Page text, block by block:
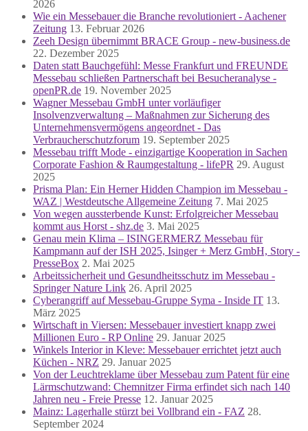
2026
Wie ein Messebauer die Branche revolutioniert - Aachener
Zeitung 13. Februar 2026
Zeeh Design übernimmt BRACE Group - new-business.de
22. Dezember 2025
Daten statt Bauchgefühl: Messe Frankfurt und FREUNDE
Messebau schließen Partnerschaft bei Besucheranalyse -
openPR.de 19. November 2025
Wagner Messebau GmbH unter vorläufiger
Insolvenzverwaltung – Maßnahmen zur Sicherung des
Unternehmensvermögens angeordnet - Das
Verbraucherschutzforum 19. September 2025
Messebau trifft Mode - einzigartige Kooperation in Sachen
Corporate Fashion & Raumgestaltung - lifePR 29. August
2025
Prisma Plan: Ein Herner Hidden Champion im Messebau -
WAZ | Westdeutsche Allgemeine Zeitung 7. Mai 2025
Von wegen aussterbende Kunst: Erfolgreicher Messebau
kommt aus Horst - shz.de 3. Mai 2025
Genau mein Klima – ISINGERMERZ Messebau für
Kampmann auf der ISH 2025, Isinger + Merz GmbH, Story -
PresseBox 2. Mai 2025
Arbeitssicherheit und Gesundheitsschutz im Messebau -
Springer Nature Link 26. April 2025
Cyberangriff auf Messebau-Gruppe Syma - Inside IT 13.
März 2025
Wirtschaft in Viersen: Messebauer investiert knapp zwei
Millionen Euro - RP Online 29. Januar 2025
Winkels Interior in Kleve: Messebauer errichtet jetzt auch
Küchen - NRZ 29. Januar 2025
Von der Leuchtreklame über Messebau zum Patent für eine
Lärmschutzwand: Chemnitzer Firma erfindet sich nach 140
Jahren neu - Freie Presse 12. Januar 2025
Mainz: Lagerhalle stürzt bei Vollbrand ein - FAZ 28.
September 2024